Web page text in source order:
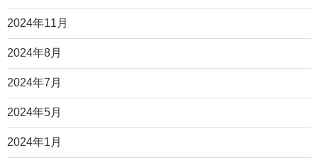
2024年11月
2024年8月
2024年7月
2024年5月
2024年1月